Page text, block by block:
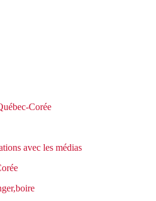
Corée
avec les médias